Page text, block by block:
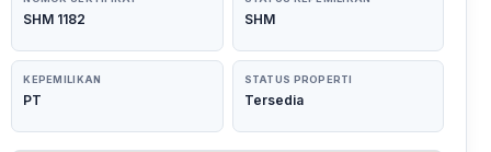
SHM 1182 SHM
KEPEMILIKAN
PT
STATUS PROPERTI
Tersedia